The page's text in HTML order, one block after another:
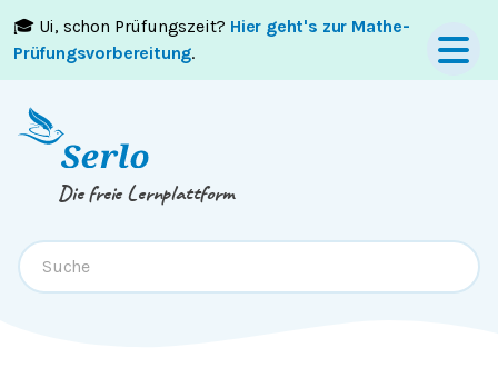
🎓 Ui, schon Prüfungszeit? Hier geht's zur Mathe-
Prüfungsvorbereitung.
Springe zumInhaltoderFooter
Die freie Lernplattform